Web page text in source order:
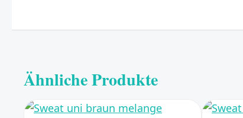
Ähnliche Produkte